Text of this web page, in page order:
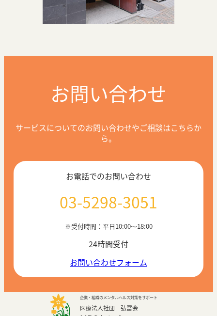
お問い合わせ
サービスについてのお問い合わせやご相談はこちらか
ら。
お電話でのお問い合わせ
03-5298-3051
※受付時間：平日10:00〜18:00
24時間受付
お問い合わせフォーム
企業・組織のメンタルヘルス対策をサポート
医療法人社団 弘冨会